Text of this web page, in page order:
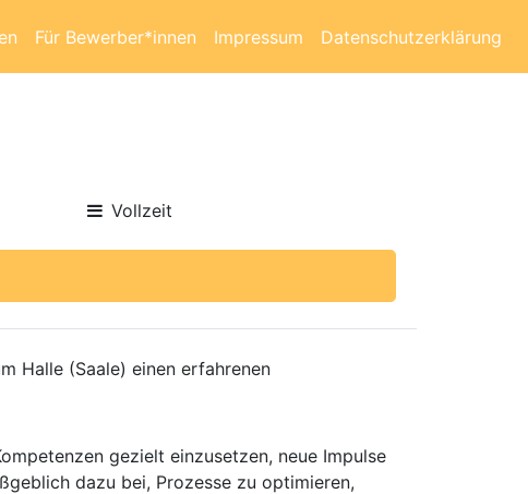
Für Bewerber*innen Impressum Datenschutzerklärung
Vollzeit
Halle (Saale) einen erfahrenen
gezielt einzusetzen, neue Impulse
dazu bei, Prozesse zu optimieren,